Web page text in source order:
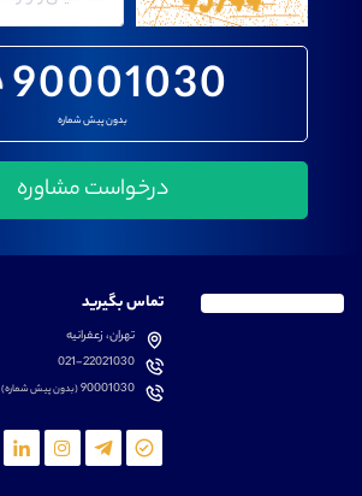
90001030
بدون پیش شماره
تماس بگیرید
تهران، زعفرانیه
021-22021030
90001030(بدون پیش شماره)